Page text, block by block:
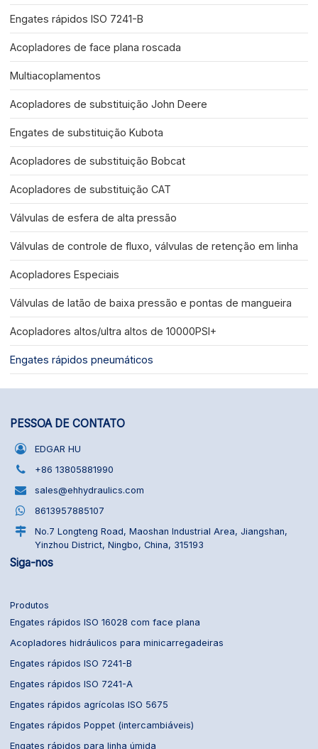
Engates rápidos ISO 7241-B
Acopladores de face plana roscada
Multiacoplamentos
Acopladores de substituição John Deere
Engates de substituição Kubota
Acopladores de substituição Bobcat
Acopladores de substituição CAT
Válvulas de esfera de alta pressão
Válvulas de controle de fluxo, válvulas de retenção em linha
Acopladores Especiais
Válvulas de latão de baixa pressão e pontas de mangueira
Acopladores altos/ultra altos de 10000PSI+
Engates rápidos pneumáticos
PESSOA DE CONTATO
EDGAR HU
+86 13805881990
sales@ehhydraulics.com
8613957885107
No.7 Longteng Road, Maoshan Industrial Area, Jiangshan,
Yinzhou District, Ningbo, China, 315193
Siga-nos
Produtos
Engates rápidos ISO 16028 com face plana
Acopladores hidráulicos para minicarregadeiras
Engates rápidos ISO 7241-B
Engates rápidos ISO 7241-A
Engates rápidos agrícolas ISO 5675
Engates rápidos Poppet (intercambiáveis)
Engates rápidos para linha úmida